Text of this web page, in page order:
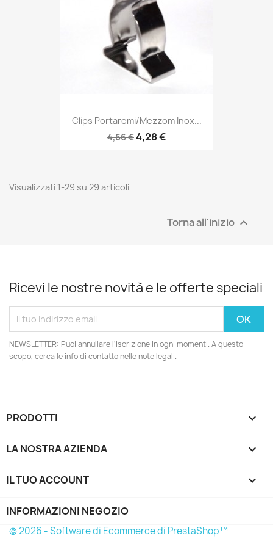
Clips Portaremi/mezzom Inox...
4,66 €4,28 €
Visualizzati 1-29 su 29 articoli
Torna all'inizio 
Ricevi le nostre novità e le offerte speciali
NEWSLETTER: Puoi annullare l'iscrizione in ogni momenti. A questo
scopo, cerca le info di contatto nelle note legali.
PRODOTTI 
LA NOSTRA AZIENDA 
IL TUO ACCOUNT 
INFORMAZIONI NEGOZIO
© 2026 - Software di Ecommerce di PrestaShop™